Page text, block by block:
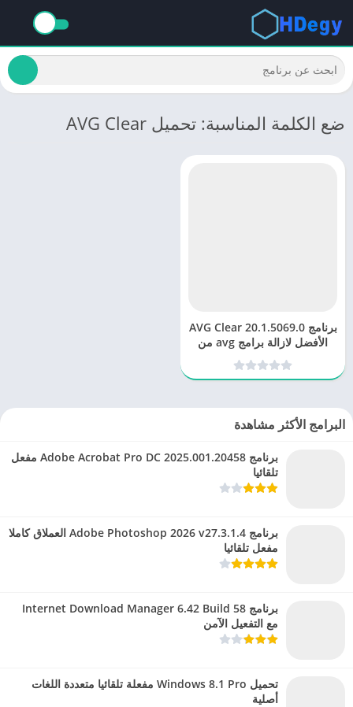
ضع الكلمة المناسبة: تحميل AVG Clear
برنامج AVG Clear 20.1.5069.0
الأفضل لازالة برامج avg من
الجهاز
البرامج الأكثر مشاهدة
برنامج Adobe Acrobat Pro DC 2025.001.20458 مفعل
تلقائيا
برنامج Adobe Photoshop 2026 v27.3.1.4 العملاق كاملا
مفعل تلقائيا
برنامج Internet Download Manager 6.42 Build 58
مع التفعيل الآمن
تحميل Windows 8.1 Pro مفعلة تلقائيا متعددة اللغات
أصلية